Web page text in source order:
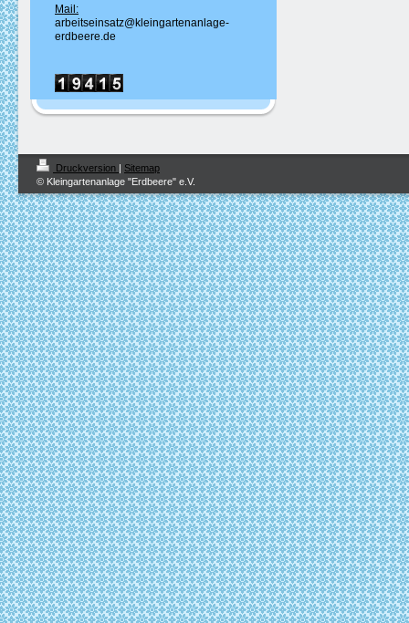
Mail:
arbeitseinsatz@kleingartenanlage-
erdbeere.de
Druckversion | Sitemap
© Kleingartenanlage "Erdbeere" e.V.